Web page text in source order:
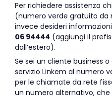
Per richiedere assistenza
(numero verde gratuito da
invece desideri
06 94444 (aggiungi il
dall’estero).
Se sei un cliente business
servizio Linkem al numero
per le chiamate da rete
un numero alternativo, che